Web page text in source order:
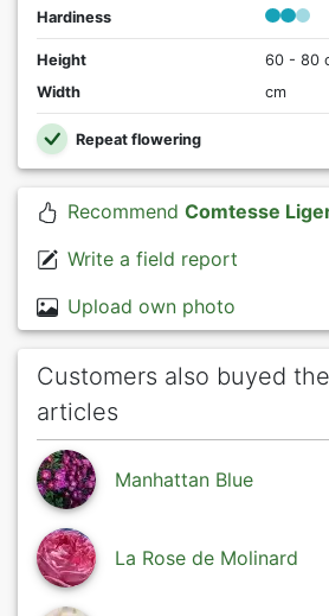
Hardiness
Height
60 - 80
Width
cm
Repeat flowering
Recommend Comtesse
Write a field report
Upload own photo
Customers also buyed
articles
Manhattan Blue
La Rose de Molinard